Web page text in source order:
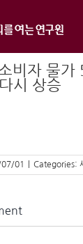
비자 물
시 상승
01 Categories: